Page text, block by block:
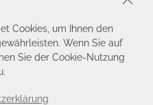
Cookies, um Ihnen den
Wenn Sie auf
Sie der Cookie-Nutzung